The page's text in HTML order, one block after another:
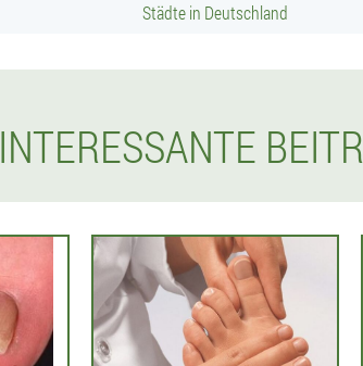
Städte in Deutschland
INTERESSANTE